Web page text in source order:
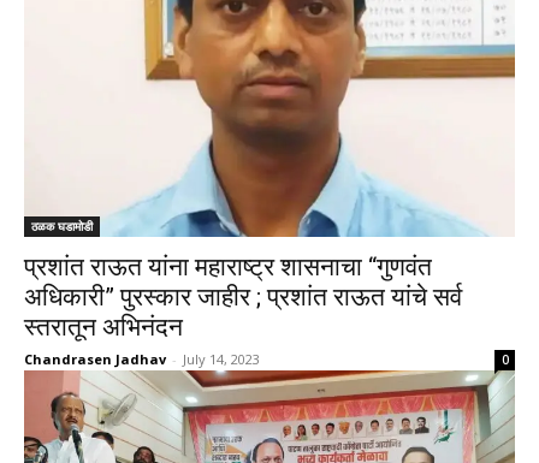
ठळक घडामोडी
प्रशांत राऊत यांना महाराष्ट्र शासनाचा “गुणवंत
अधिकारी” पुरस्कार जाहीर ; प्रशांत राऊत यांचे सर्व
स्तरातून अभिनंदन
Chandrasen Jadhav - July 14, 2023 0